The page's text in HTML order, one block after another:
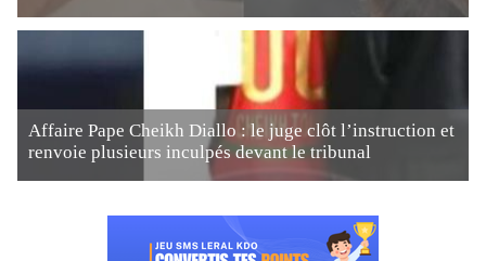
Affaire Pape Cheikh Diallo : le juge clôt l’instruction et
renvoie plusieurs inculpés devant le tribunal